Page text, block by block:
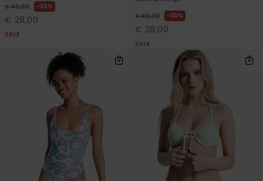
Schoenen
Fitness
€ 40,00 30%
€ 28,00
SALE
€ 40,00 30%
€ 28,00
SALE